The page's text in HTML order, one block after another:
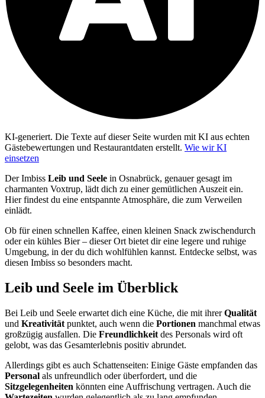
KI-generiert. Die Texte auf dieser Seite wurden mit KI aus echten
Gästebewertungen und Restaurantdaten erstellt. Wie wir KI
einsetzen
Der Imbiss Leib und Seele in Osnabrück, genauer gesagt im
charmanten Voxtrup, lädt dich zu einer gemütlichen Auszeit ein.
Hier findest du eine entspannte Atmosphäre, die zum Verweilen
einlädt.
Ob für einen schnellen Kaffee, einen kleinen Snack zwischendurch
oder ein kühles Bier – dieser Ort bietet dir eine legere und ruhige
Umgebung, in der du dich wohlfühlen kannst. Entdecke selbst, was
diesen Imbiss so besonders macht.
Leib und Seele im Überblick
Bei Leib und Seele erwartet dich eine Küche, die mit ihrerQualität
und Kreativität punktet, auch wenn die Portionen manchmal etwas
großzügig ausfallen. Die Freundlichkeit des Personals wird oft
gelobt, was das Gesamterlebnis positiv abrundet.
Allerdings gibt es auch Schattenseiten: Einige Gäste empfanden das
Personal als unfreundlich oder überfordert, und die
Sitzgelegenheiten könnten eine Auffrischung vertragen. Auch die